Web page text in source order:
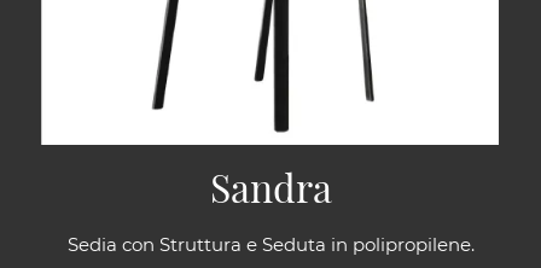
Sedia con Struttura e Seduta in polipropilene.
Sandra